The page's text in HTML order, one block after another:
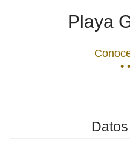
Playa
•